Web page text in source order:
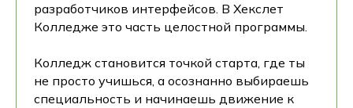
разработчиков интерфейсов. В Хекслет
Колледже это часть целостной программы.
Колледж становится точкой старта, где ты
не просто учишься, а осознанно выбираешь
специальность и начинаешь движение к